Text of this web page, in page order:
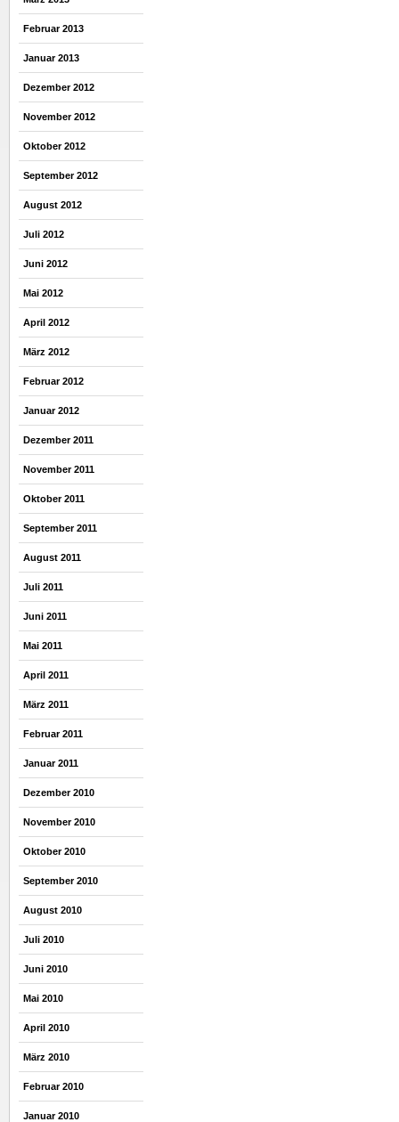
Februar 2013
Januar 2013
Dezember 2012
November 2012
Oktober 2012
September 2012
August 2012
Juli 2012
Juni 2012
Mai 2012
April 2012
März 2012
Februar 2012
Januar 2012
Dezember 2011
November 2011
Oktober 2011
September 2011
August 2011
Juli 2011
Juni 2011
Mai 2011
April 2011
März 2011
Februar 2011
Januar 2011
Dezember 2010
November 2010
Oktober 2010
September 2010
August 2010
Juli 2010
Juni 2010
Mai 2010
April 2010
März 2010
Februar 2010
Januar 2010